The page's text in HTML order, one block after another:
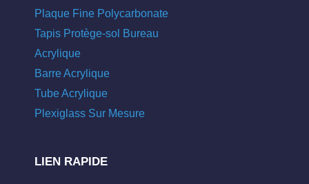
Plaque Fine Polycarbonate
Tapis Protège-sol Bureau
Acrylique
Barre Acrylique
Tube Acrylique
Plexiglass Sur Mesure
LIEN RAPIDE